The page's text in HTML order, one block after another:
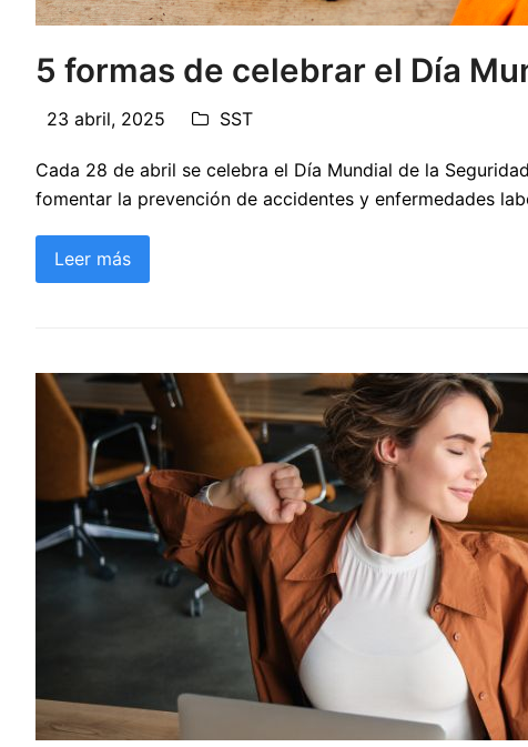
5 formas de celebrar el Día
23 abril, 2025 SST
Cada 28 de abril se celebra el Día Mundial de la
fomentar la prevención de accidentes y enfermedades
Leer más